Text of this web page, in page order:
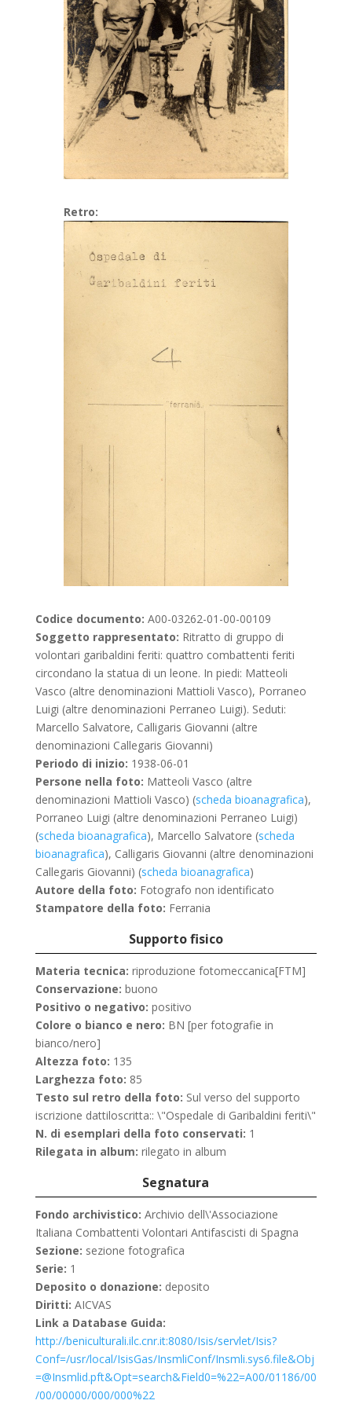
Retro:
Codice documento: A00-03262-01-00-00109
Soggetto rappresentato: Ritratto di gruppo di
volontari garibaldini feriti: quattro combattenti feriti
circondano la statua di un leone. In piedi: Matteoli
Vasco (altre denominazioni Mattioli Vasco), Porraneo
Luigi (altre denominazioni Perraneo Luigi). Seduti:
Marcello Salvatore, Calligaris Giovanni (altre
denominazioni Callegaris Giovanni)
Periodo di inizio: 1938-06-01
Persone nella foto: Matteoli Vasco (altre
denominazioni Mattioli Vasco) (scheda bioanagrafica),
Porraneo Luigi (altre denominazioni Perraneo Luigi)
(scheda bioanagrafica), Marcello Salvatore (scheda
bioanagrafica), Calligaris Giovanni (altre denominazioni
Callegaris Giovanni) (scheda bioanagrafica)
Autore della foto: Fotografo non identificato
Stampatore della foto: Ferrania
Supporto fisico
Materia tecnica: riproduzione fotomeccanica[FTM]
Conservazione: buono
Positivo o negativo: positivo
Colore o bianco e nero: BN [per fotografie in
bianco/nero]
Altezza foto: 135
Larghezza foto: 85
Testo sul retro della foto: Sul verso del supporto
iscrizione dattiloscritta:: \"Ospedale di Garibaldini feriti\"
N. di esemplari della foto conservati: 1
Rilegata in album: rilegato in album
Segnatura
Fondo archivistico: Archivio dell\'Associazione
Italiana Combattenti Volontari Antifascisti di Spagna
Sezione: sezione fotografica
Serie: 1
Deposito o donazione: deposito
Diritti: AICVAS
Link a Database Guida:
http://beniculturali.ilc.cnr.it:8080/Isis/servlet/Isis?
Conf=/usr/local/IsisGas/InsmliConf/Insmli.sys6.file&Obj
=@Insmlid.pft&Opt=search&Field0=%22=A00/01186/00
/00/00000/000/000%22